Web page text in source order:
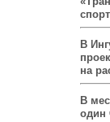
В
на
В
один